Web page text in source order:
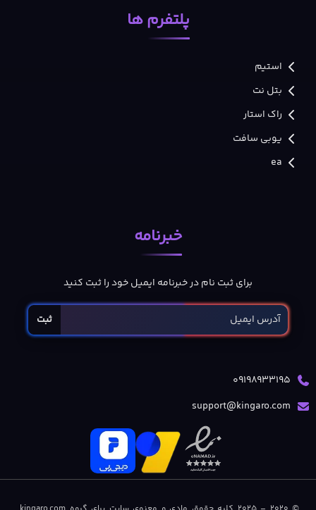
پلتفرم ها
استیم
بتل نت
راک استار
یوبی سافت
ea
خبرنامه
برای ثبت نام در خبرنامه ایمیل خود را ثبت کنید
ثبت
09198933195
support@kingaro.com